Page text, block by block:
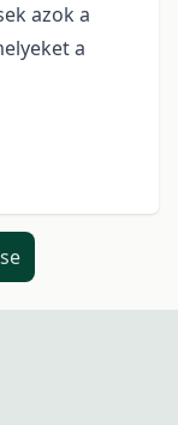
azok a
a